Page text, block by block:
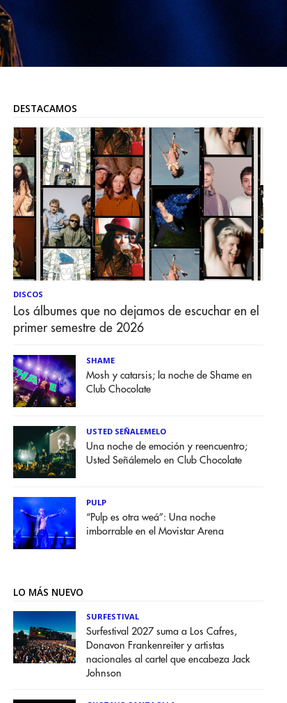
DESTACAMOS
DISCOS
Los álbumes que no dejamos de escuchar en el
primer semestre de 2026
SHAME
Mosh y catarsis; la noche de Shame en
Club Chocolate
USTED SEÑALEMELO
Una noche de emoción y reencuentro;
Usted Señálemelo en Club Chocolate
PULP
“Pulp es otra weá”: Una noche
imborrable en el Movistar Arena
LO MÁS NUEVO
SURFESTIVAL
Surfestival 2027 suma a Los Cafres,
Donavon Frankenreiter y artistas
nacionales al cartel que encabeza Jack
Johnson